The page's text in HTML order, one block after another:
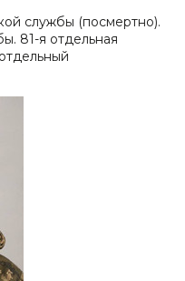
службы (посмертно).
81-я отдельная